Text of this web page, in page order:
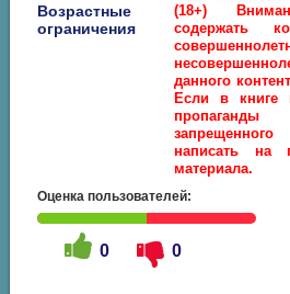
Возрастные
ограничения
(18+)
содержать
данного
Если в книге
написать на
материала.
Оценка пользователей:
0 0